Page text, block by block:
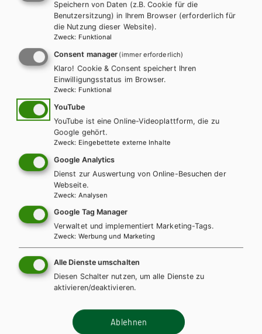
MS
KOMPETENZ:DEUTSCH 1. Basisteil (mit
Lösungen)
Basisteil + E-Book
Basisteil mit E-BOOK+
Trainingsteil + E-Book
Trainingsteil E-Book Solo
Trainingsteil mit E-BOOK+
Trainingsteil E-BOOK+ Solo
Leseheft + E-Book
Lehrer/innenhandbuch
Speichern von Daten (z.B. Cookie für die
Benutzersitzung) in Ihrem Browser (erforderlich für
die Nutzung dieser Website).
Zweck: Funktional
Consent manager (immer erforderlich)
Klaro! Cookie & Consent speichert Ihren
Einwilligungsstatus im Browser.
Zweck: Funktional
YouTube
YouTube ist eine Online-Videoplattform, die zu
Google gehört.
Zweck: Eingebettete externe Inhalte
Google Analytics
Dienst zur Auswertung von Online-Besuchen der
Webseite.
Zweck: Analysen
Google Tag Manager
Verwaltet und implementiert Marketing-Tags.
Zweck: Werbung und Marketing
Alle Dienste umschalten
Diesen Schalter nutzen, um alle Dienste zu
aktivieren/deaktivieren.
Ablehnen